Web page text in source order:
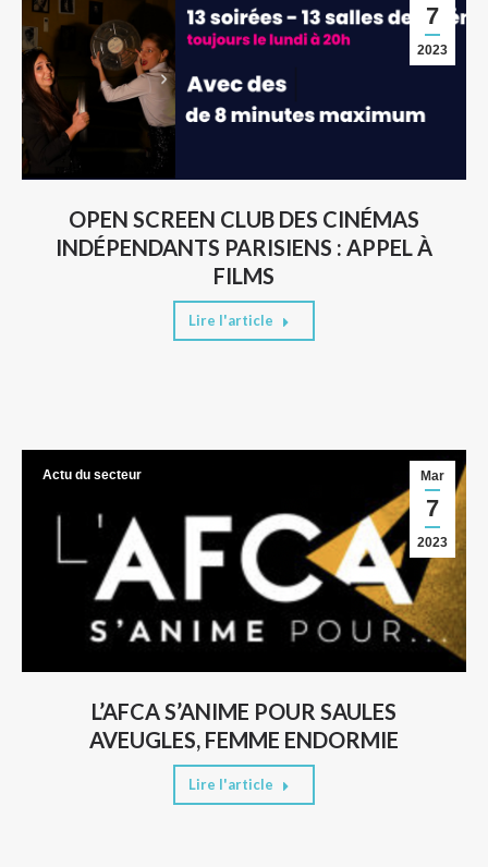
OPEN SCREEN CLUB DES CINÉMAS
INDÉPENDANTS PARISIENS : APPEL À
FILMS
7
2023
Lire l'article
L’AFCA S’ANIME POUR SAULES
AVEUGLES, FEMME ENDORMIE
Mar
7
2023
Actu du secteur
Lire l'article